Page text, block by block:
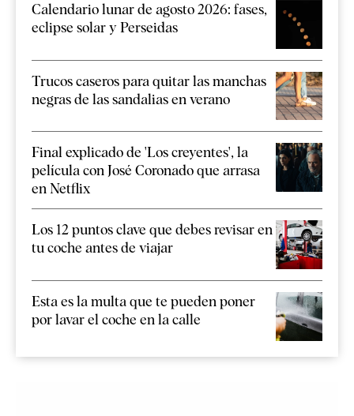
Calendario lunar de agosto 2026: fases,
eclipse solar y Perseidas
Trucos caseros para quitar las manchas
negras de las sandalias en verano
Final explicado de 'Los creyentes', la
película con José Coronado que arrasa
en Netflix
Los 12 puntos clave que debes revisar en
tu coche antes de viajar
Esta es la multa que te pueden poner
por lavar el coche en la calle